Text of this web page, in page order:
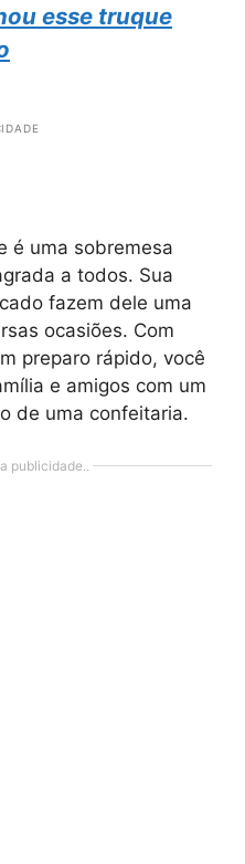
esse truque
é uma sobremesa
a todos. Sua
fazem dele uma
ocasiões. Com
preparo rápido, você
e amigos com um
de uma confeitaria.
publicidade..